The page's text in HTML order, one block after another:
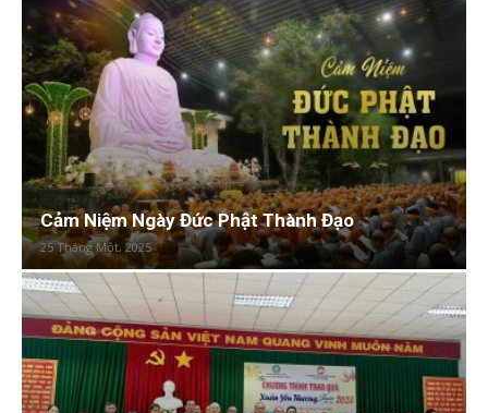
Cảm Niệm Ngày Đức Phật Thành Đạo
25 Tháng Một, 2025